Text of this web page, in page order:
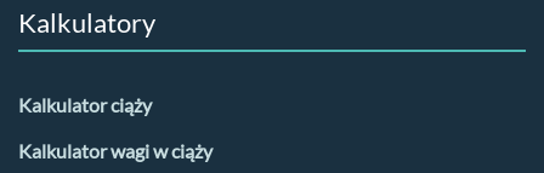
Kalkulatory
Kalkulator ciąży
Kalkulator wagi w ciąży